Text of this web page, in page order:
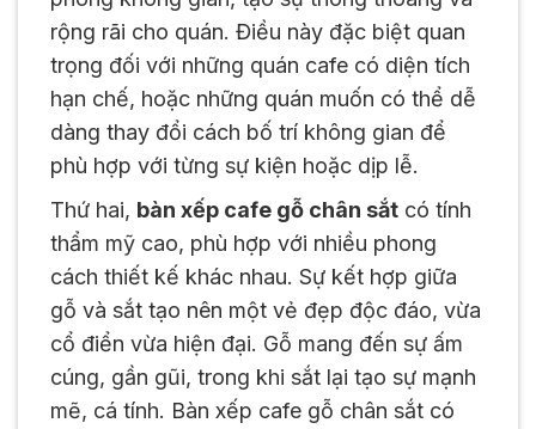
rộng rãi cho quán. Điều này đặc biệt quan
trọng đối với những quán cafe có diện tích
hạn chế, hoặc những quán muốn có thể dễ
dàng thay đổi cách bố trí không gian để
phù hợp với từng sự kiện hoặc dịp lễ.
Thứ hai, bàn xếp cafe gỗ chân sắt có tính
thẩm mỹ cao, phù hợp với nhiều phong
cách thiết kế khác nhau. Sự kết hợp giữa
gỗ và sắt tạo nên một vẻ đẹp độc đáo, vừa
cổ điển vừa hiện đại. Gỗ mang đến sự ấm
cúng, gần gũi, trong khi sắt lại tạo sự mạnh
mẽ, cá tính. Bàn xếp cafe gỗ chân sắt có